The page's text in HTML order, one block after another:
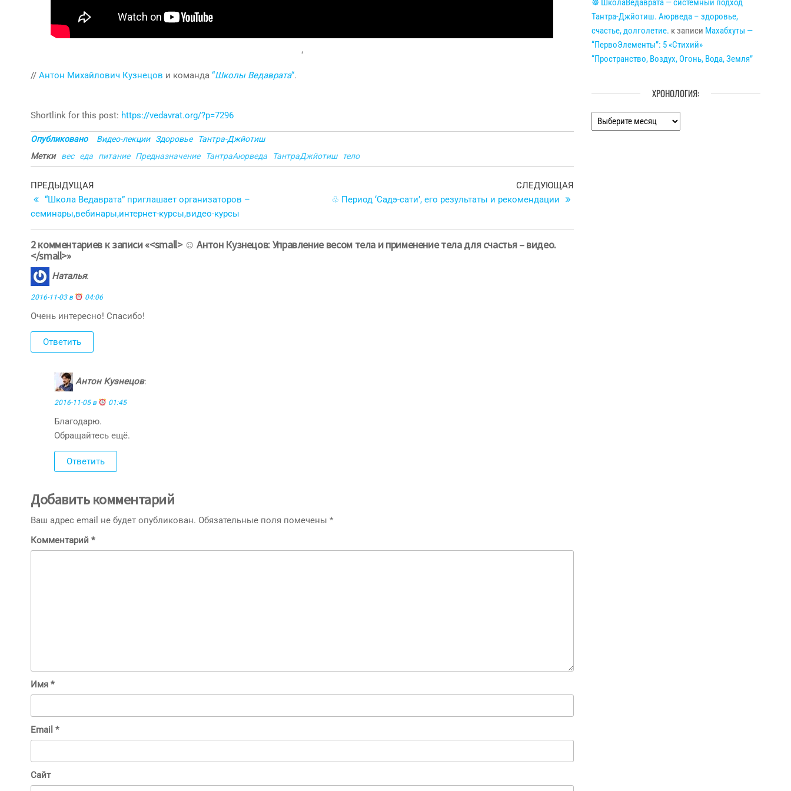
‘
// Антон Михайлович Кузнецов и команда “Школы Ведаврата“.
Shortlink for this post: https://vedavrat.org/?p=7296
Опубликовано Видео-лекции Здоровье
Тантра-Джйотиш
Метки
вес еда питание Предназначение ТантраАюрведа ТантраДжйотиш тело
Навигация
по
записям
Предыдущая
запись
ПРЕДЫДУЩАЯ
“Школа Ведаврата” приглашает организаторов –
семинары,вебинары,интернет-курсы,видео-курсы
Следующая
СЛЕДУЮЩАЯ
♧ Период ‘Садэ-сати’, его результаты и рекомендации
2 комментариев к записи «<small> ☺ Антон Кузнецов: Управление весом тела и применение тела для счастья – видео.
</small>»
Наталья:
2016-11-03 в 04:06
Очень интересно! Спасибо!
Ответить
Антон Кузнецов:
2016-11-05 в 01:45
Благодарю.
Обращайтесь ещё.
Ответить
Добавить комментарий
Ваш адрес email не будет опубликован. Обязательные поля помечены *
Комментарий *
Имя *
Email *
Сайт
☸ ШколаВедаврата — системный подход
Тантра-Джйотиш. Аюрведа – здоровье,
счастье, долголетие. к записи Махабхуты —
“ПервоЭлементы”: 5 «Стихий»
“Пространство, Воздух, Огонь, Вода, Земля”
ХРОНОЛОГИЯ:
Хронология: